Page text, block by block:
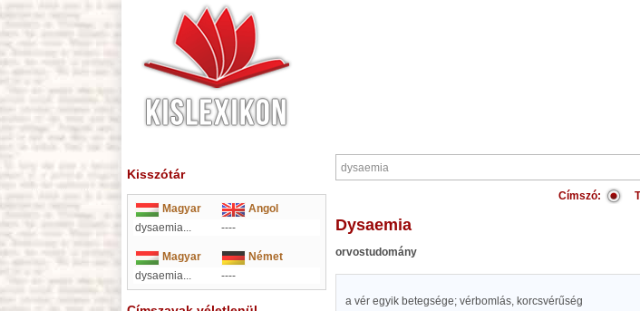
Kisszótár
Magyar
Angol
dysaemia...
----
Magyar
Német
dysaemia...
----
Címszó:
dysaemia
orvostudomány
a vér egyik betegsége; vérbomlás, korcsvérűség